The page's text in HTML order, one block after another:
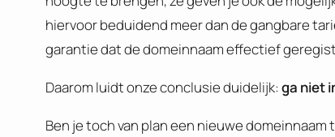
hiervoor beduidend meer dan de gangbare
garantie dat de domeinnaam effectief
Daarom luidt onze conclusie duidelijk: ga niet
Ben je toch van plan een nieuwe